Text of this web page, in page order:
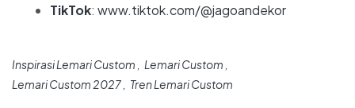
TikTok: www.tiktok.com/@jagoandekor
Inspirasi Lemari Custom
Lemari Custom
Lemari Custom 2027
Tren Lemari Custom